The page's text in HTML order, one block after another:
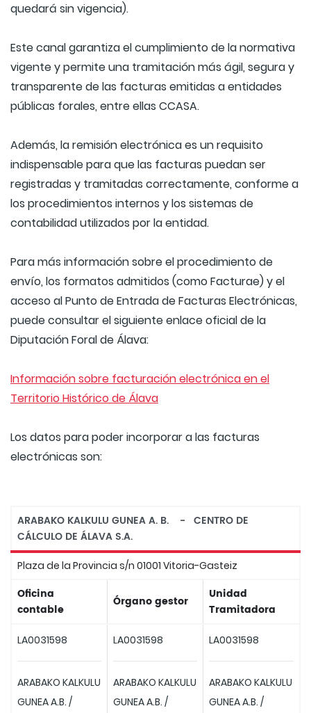
quedará sin vigencia).
Este canal garantiza el cumplimiento de la normativa
vigente y permite una tramitación más ágil, segura y
transparente de las facturas emitidas a entidades
públicas forales, entre ellas CCASA.
Además, la remisión electrónica es un requisito
indispensable para que las facturas puedan ser
registradas y tramitadas correctamente, conforme a
los procedimientos internos y los sistemas de
contabilidad utilizados por la entidad.
Para más información sobre el procedimiento de
envío, los formatos admitidos (como Facturae) y el
acceso al Punto de Entrada de Facturas Electrónicas,
puede consultar el siguiente enlace oficial de la
Diputación Foral de Álava:
Información sobre facturación electrónica en el
Territorio Histórico de Álava
Los datos para poder incorporar a las facturas
electrónicas son:
ARABAKO KALKULU GUNEA A. B. - CENTRO DE
CÁLCULO DE ÁLAVA S.A.
Plaza de la Provincia s/n 01001 Vitoria-Gasteiz
Oficina
contable
Órgano gestor
Unidad
Tramitadora
LA0031598
ARABAKO KALKULU
GUNEA A.B. /
LA0031598
ARABAKO KALKULU
GUNEA A.B. /
LA0031598
ARABAKO KALKULU
GUNEA A.B. /